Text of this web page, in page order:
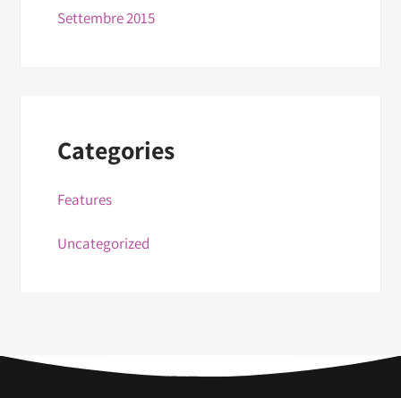
Settembre 2015
Categories
Features
Uncategorized